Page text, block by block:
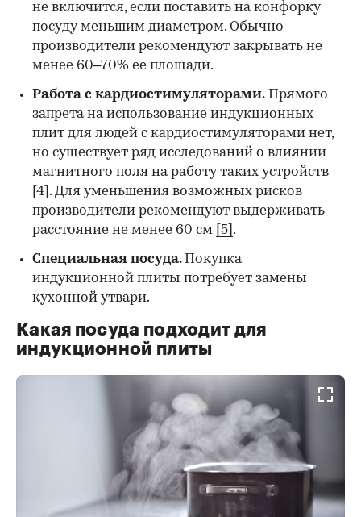
не включится, если поставить на конфорку
посуду меньшим диаметром. Обычно
производители рекомендуют закрывать не
менее 60–70% ее площади.
Работа с кардиостимуляторами. Прямого
запрета на использование индукционных
плит для людей с кардиостимуляторами нет,
но существует ряд исследований о влиянии
магнитного поля на работу таких устройств
[4] . Для уменьшения возможных рисков
производители рекомендуют выдерживать
расстояние не менее 60 см [5] .
Специальная посуда. Покупка
индукционной плиты потребует замены
кухонной утвари.
Какая посуда подходит для
индукционной плиты